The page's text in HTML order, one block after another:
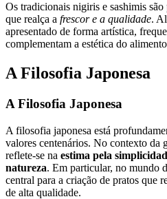
Os tradicionais nigiris e sashimis
que realça a frescor e a qualidade.
apresentado de forma artística,
complementam a estética do
A Filosofia Japonesa
A Filosofia Japonesa
A filosofia japonesa está
valores centenários. No contexto da
reflete-se na estima pela
natureza. Em particular, no mundo
central para a criação de pratos que
de alta qualidade.